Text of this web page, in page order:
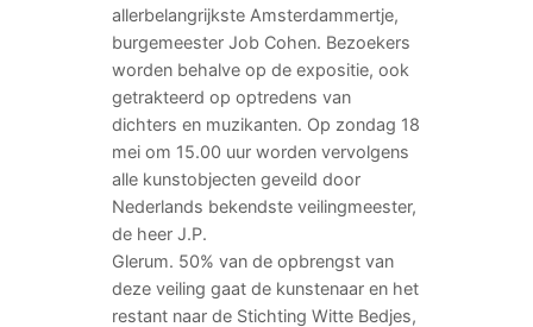
allerbelangrijkste Amsterdammertje,
burgemeester Job Cohen. Bezoekers
worden behalve op de expositie, ook
getrakteerd op optredens van
dichters en muzikanten. Op zondag 18
mei om 15.00 uur worden vervolgens
alle kunstobjecten geveild door
Nederlands bekendste veilingmeester,
de heer J.P.
Glerum. 50% van de opbrengst van
deze veiling gaat de kunstenaar en het
restant naar de Stichting Witte Bedjes,